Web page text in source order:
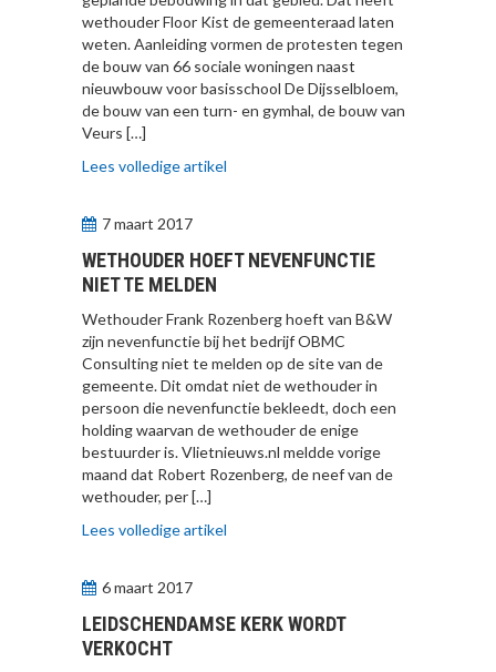
wethouder Floor Kist de gemeenteraad laten
weten. Aanleiding vormen de protesten tegen
de bouw van 66 sociale woningen naast
nieuwbouw voor basisschool De Dijsselbloem,
de bouw van een turn- en gymhal, de bouw van
Veurs […]
Lees volledige artikel
7 maart 2017
WETHOUDER HOEFT NEVENFUNCTIE
NIET TE MELDEN
Wethouder Frank Rozenberg hoeft van B&W
zijn nevenfunctie bij het bedrijf OBMC
Consulting niet te melden op de site van de
gemeente. Dit omdat niet de wethouder in
persoon die nevenfunctie bekleedt, doch een
holding waarvan de wethouder de enige
bestuurder is. Vlietnieuws.nl meldde vorige
maand dat Robert Rozenberg, de neef van de
wethouder, per […]
Lees volledige artikel
6 maart 2017
LEIDSCHENDAMSE KERK WORDT
VERKOCHT